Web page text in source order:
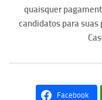
quaisquer
candidatos para suas
Facebook